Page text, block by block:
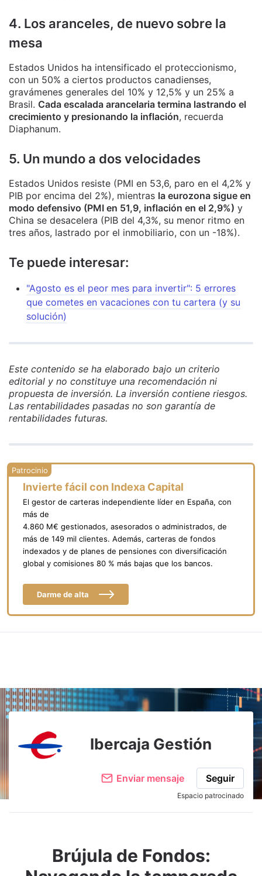
4. Los aranceles, de nuevo sobre la
mesa
Estados Unidos ha intensificado el proteccionismo,
con un 50% a ciertos productos canadienses,
gravámenes generales del 10% y 12,5% y un 25% a
Brasil. Cada escalada arancelaria termina lastrando el
crecimiento y presionando la inflación, recuerda
Diaphanum.
5. Un mundo a dos velocidades
Estados Unidos resiste (PMI en 53,6, paro en el 4,2% y
PIB por encima del 2%), mientras la eurozona sigue en
modo defensivo (PMI en 51,9, inflación en el 2,9%) y
China se desacelera (PIB del 4,3%, su menor ritmo en
tres años, lastrado por el inmobiliario, con un -18%).
Te puede interesar:
"Agosto es el peor mes para invertir": 5 errores
que cometes en vacaciones con tu cartera (y su
solución)
Este contenido se ha elaborado bajo un criterio
editorial y no constituye una recomendación ni
propuesta de inversión. La inversión contiene riesgos.
Las rentabilidades pasadas no son garantía de
rentabilidades futuras.
Invierte fácil con Indexa Capital
El gestor de carteras independiente líder en España, con
más de
4.860 M€ gestionados, asesorados o administrados, de
más de 149 mil clientes. Además, carteras de fondos
indexados y de planes de pensiones con diversificación
global y comisiones 80 % más bajas que los bancos.
Darme de alta
Ibercaja Gestión
Enviar mensaje Seguir
Espacio patrocinado
Brújula de Fondos: